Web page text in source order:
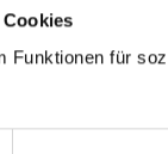
Funktionen für